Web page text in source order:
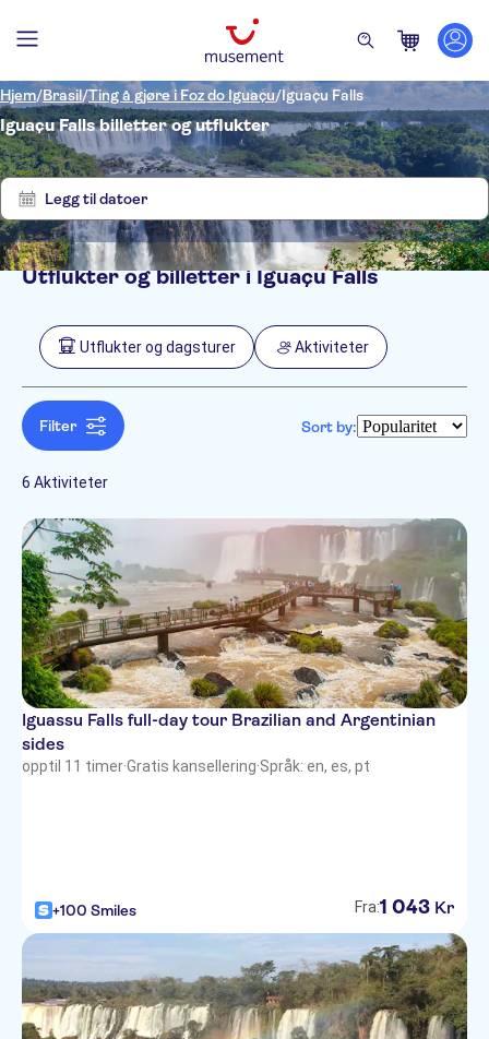
Hjem/Brasil/Ting å gjøre i Foz do Iguaçu/Iguaçu Falls
Iguaçu Falls billetter og utflukter
Legg til datoer
FiltersPris (voksen)
Min NOK Max NOK
NO-PICKUP
Alternativer
Øyeblikkelig bekreftelse
Gratis kansellering
Guidet rundtur
Kategorier
Utflukter og dagsturer
Kultur og historie
Aktiviteter
Aktivitetsspråk
English
Spanish
TømVis
6
resultater
Utflukter og billetter i Iguaçu Falls
Utflukter og dagsturer Aktiviteter
Filter Sort by:
6 Aktiviteter
Iguassu Falls full-day tour Brazilian and Argentinian
sides
opptil 11 timer·Gratis kansellering·Språk: en, es, pt
+100 Smiles Fra:1 043 Kr